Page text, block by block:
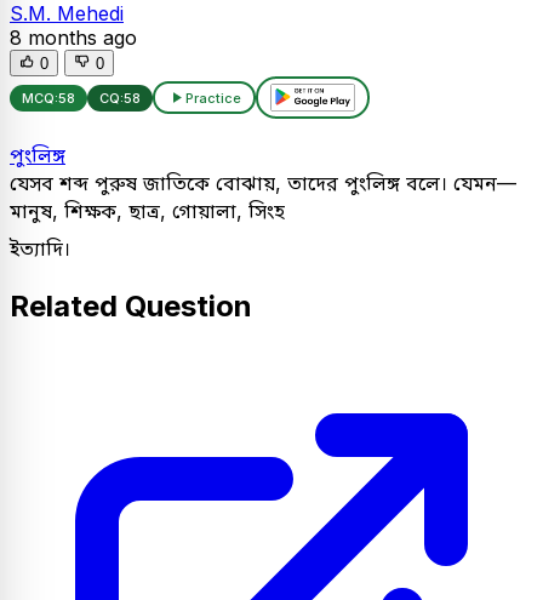
S.M. Mehedi
8 months ago
0 0
MCQ:58 CQ:58 Practice
পুংলিঙ্গ
যেসব শব্দ পুরুষ জাতিকে বোঝায়, তাদের পুংলিঙ্গ বলে। যেমন—
মানুষ, শিক্ষক, ছাত্র, গোয়ালা, সিংহ
ইত্যাদি।
Related Question